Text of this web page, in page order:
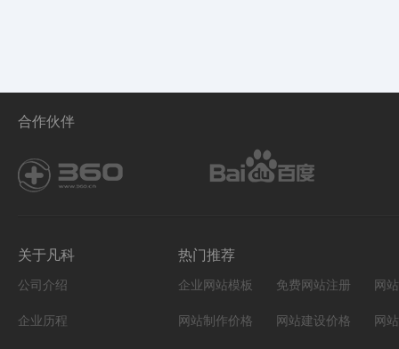
合作伙伴
关于凡科
公司介绍
企业历程
热门推荐
企业网站模板 免费网站注册 网
网站制作价格 网站建设价格 网